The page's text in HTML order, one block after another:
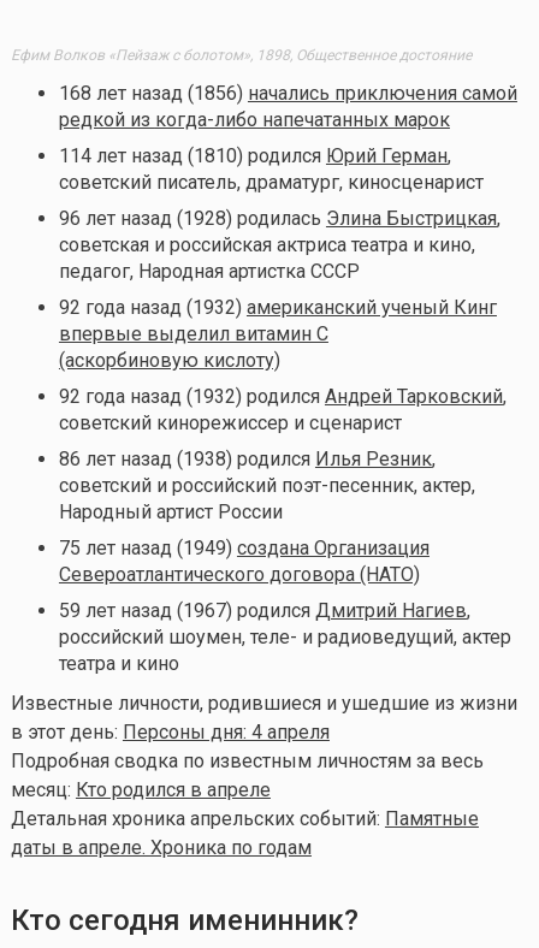
Ефим Волков «Пейзаж с болотом», 1898, Общественное достояние
168 лет назад (1856) начались приключения самой
редкой из когда-либо напечатанных марок
114 лет назад (1810) родился Юрий Герман,
советский писатель, драматург, киносценарист
96 лет назад (1928) родилась Элина Быстрицкая,
советская и российская актриса театра и кино,
педагог, Народная артистка СССР
92 года назад (1932) американский ученый Кинг
впервые выделил витамин C
(аскорбиновую кислоту)
92 года назад (1932) родился Андрей Тарковский,
советский кинорежиссер и сценарист
86 лет назад (1938) родился Илья Резник,
советский и российский поэт-песенник, актер,
Народный артист России
75 лет назад (1949) создана Организация
Североатлантического договора (НАТО)
59 лет назад (1967) родился Дмитрий Нагиев,
российский шоумен, теле- и радиоведущий, актер
театра и кино
Известные личности, родившиеся и ушедшие из жизни
в этот день: Персоны дня: 4 апреля
Подробная сводка по известным личностям за весь
месяц: Кто родился в апреле
Детальная хроника апрельских событий: Памятные
даты в апреле. Хроника по годам
Кто сегодня именинник?